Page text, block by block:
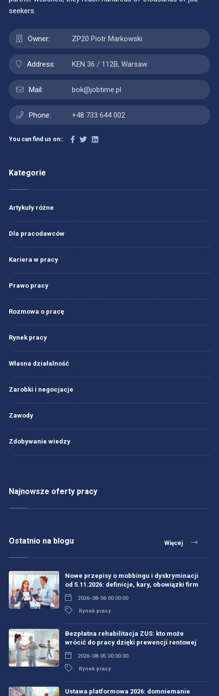
seekers.
Owner: ZP20 Piotr Markowski
Address: KEN 36 / 112B, Warsaw
Mail: bok@jobtime.pl
Phone: +48 733 644 002
You can find us on::
Kategorie
Artykuły różne
Dla pracodawców
Kariera w pracy
Prawo pracy
Rozmowa o pracę
Rynek pracy
Własna działalność
Zarobki i negocjacje
Zawody
Zdobywanie wiedzy
Najnowsze oferty pracy
Ostatnio na blogu Więcej
Nowe przepisy o mobbingu i dyskryminacji
od 5.11.2026: definicje, kary, obowiązki firm
2026-08-06 00:00:00
Rynek pracy
Bezpłatna rehabilitacja ZUS: kto może
wrócić do pracy dzięki prewencji rentowej
2026-08-05 00:00:00
Rynek pracy
Ustawa platformowa 2026: domniemanie